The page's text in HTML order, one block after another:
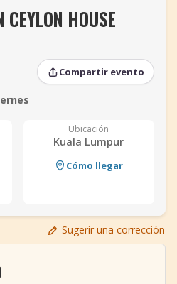
HOUSE
Compartir evento
Ubicación
Kuala Lumpur
Cómo llegar
Sugerir una corrección